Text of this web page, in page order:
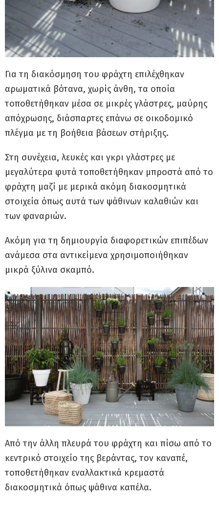
Για τη διακόσμηση του φράχτη επιλέχθηκαν
αρωματικά βότανα, χωρίς άνθη, τα οποία
τοποθετήθηκαν μέσα σε μικρές γλάστρες, μαύρης
απόχρωσης, διάσπαρτες επάνω σε οικοδομικό
πλέγμα με τη βοήθεια βάσεων στήριξης.
Στη συνέχεια, λευκές και γκρι γλάστρες με
μεγαλύτερα φυτά τοποθετήθηκαν μπροστά από το
φράχτη μαζί με μερικά ακόμη διακοσμητικά
στοιχεία όπως αυτά των ψάθινων καλαθιών και
των φαναριών.
Ακόμη για τη δημιουργία διαφορετικών επιπέδων
ανάμεσα στα αντικείμενα χρησιμοποιήθηκαν
μικρά ξύλινα σκαμπό.
Από την άλλη πλευρά του φράχτη και πίσω από το
κεντρικό στοιχείο της βεράντας, τον καναπέ,
τοποθετήθηκαν εναλλακτικά κρεμαστά
διακοσμητικά όπως ψάθινα καπέλα.